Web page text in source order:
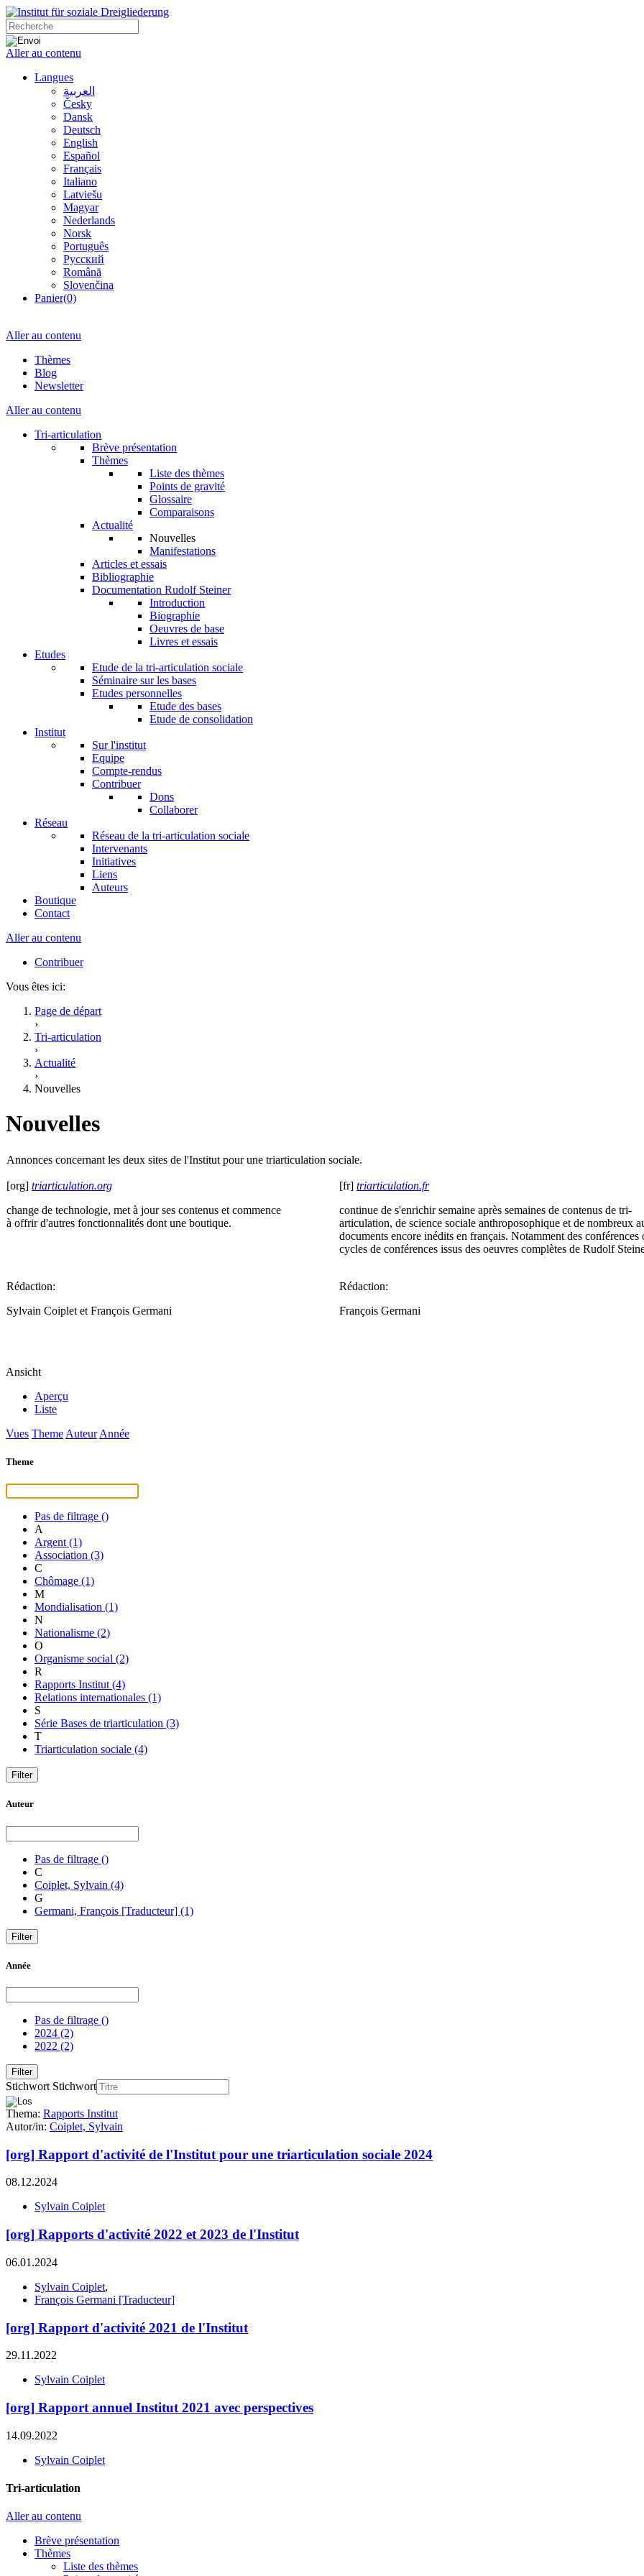
Aller au contenu
Langues
العربية
Česky
Dansk
Deutsch
English
Español
Français
Italiano
Latviešu
Magyar
Nederlands
Norsk
Português
Русский
Română
Slovenčina
Panier(0)
Aller au contenu
Thèmes
Blog
Newsletter
Aller au contenu
Tri-articulation
Brève présentation
Thèmes
Liste des thèmes
Points de gravité
Glossaire
Comparaisons
Actualité
Nouvelles
Manifestations
Articles et essais
Bibliographie
Documentation Rudolf Steiner
Introduction
Biographie
Oeuvres de base
Livres et essais
Etudes
Etude de la tri-articulation sociale
Séminaire sur les bases
Etudes personnelles
Etude des bases
Etude de consolidation
Institut
Sur l'institut
Equipe
Compte-rendus
Contribuer
Dons
Collaborer
Réseau
Réseau de la tri-articulation sociale
Intervenants
Initiatives
Liens
Auteurs
Boutique
Contact
Aller au contenu
Contribuer
Vous êtes ici:
Page de départ
›
Tri-articulation
›
Actualité
›
Nouvelles
Nouvelles
Annonces concernant les deux sites de l'Institut pour une triarticulation sociale.
[org] triarticulation.org
change de technologie, met à jour ses contenus et commence
à offrir d'autres fonctionnalités dont une boutique.
[fr] triarticulation.fr
continue de s'enrichir semaine après semaines de contenus de tri-
articulation, de science sociale anthroposophique et de nombreux
documents encore inédits en français. Notamment des conférences
cycles de conférences issus des oeuvres complètes de Rudolf
Rédaction:
Sylvain Coiplet et François Germani
Rédaction:
François Germani
Ansicht
Aperçu
Liste
Vues Theme Auteur Année
Theme
Pas de filtrage ()
A
Argent (1)
Association (3)
C
Chômage (1)
M
Mondialisation (1)
N
Nationalisme (2)
O
Organisme social (2)
R
Rapports Institut (4)
Relations internationales (1)
S
Série Bases de triarticulation (3)
T
Triarticulation sociale (4)
Auteur
Pas de filtrage ()
C
Coiplet, Sylvain (4)
G
Germani, François [Traducteur] (1)
Année
Pas de filtrage ()
2024 (2)
2022 (2)
Stichwort Stichwort
Thema: Rapports Institut
Autor/in: Coiplet, Sylvain
[org] Rapport d'activité de l'Institut pour une triarticulation sociale 2024
08.12.2024
Sylvain Coiplet
[org] Rapports d'activité 2022 et 2023 de l'Institut
06.01.2024
Sylvain Coiplet,
François Germani [Traducteur]
[org] Rapport d'activité 2021 de l'Institut
29.11.2022
Sylvain Coiplet
[org] Rapport annuel Institut 2021 avec perspectives
14.09.2022
Sylvain Coiplet
Tri-articulation
Aller au contenu
Brève présentation
Thèmes
Liste des thèmes